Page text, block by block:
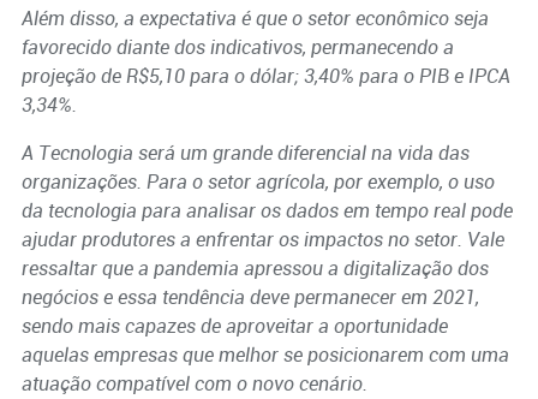
Além disso, a expectativa é que o setor econômico seja
favorecido diante dos indicativos, permanecendo a
projeção de R$5,10 para o dólar; 3,40% para o PIB e IPCA
3,34%.
A Tecnologia será um grande diferencial na vida das
organizações. Para o setor agrícola, por exemplo, o uso
da tecnologia para analisar os dados em tempo real pode
ajudar produtores a enfrentar os impactos no setor. Vale
ressaltar que a pandemia apressou a digitalização dos
negócios e essa tendência deve permanecer em 2021,
sendo mais capazes de aproveitar a oportunidade
aquelas empresas que melhor se posicionarem com uma
atuação compatível com o novo cenário.